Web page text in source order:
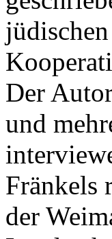
Der
und
Fränkels
der